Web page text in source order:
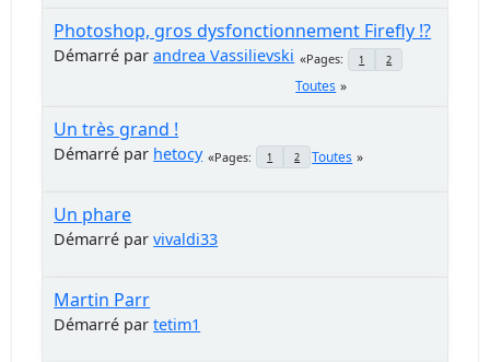
Photoshop, gros dysfonctionnement Firefly !?
Démarré parandrea Vassilievski Pages 1 2
Toutes
Un très grand !
Démarré par hetocy Pages 1 2 Toutes
Un phare
Démarré parvivaldi33
Martin Parr
Démarré partetim1